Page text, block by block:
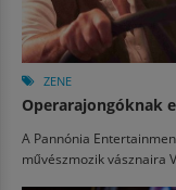
ZENE
Operarajongóknak
A Pannónia
művészmozik vásznaira